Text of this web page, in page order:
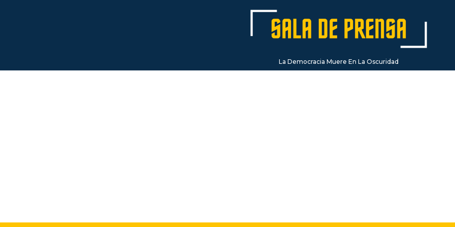
La Democracia Muere En La Oscuridad